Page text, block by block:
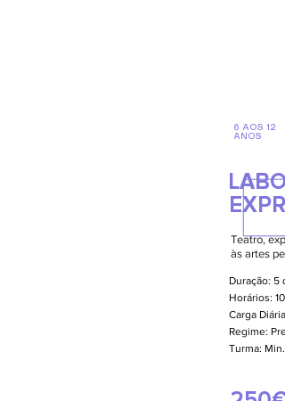
6 AOS 12
ANOS
Teatro,
às artes
Duração: 5
Horários:
Carga
Regime:
Turma: